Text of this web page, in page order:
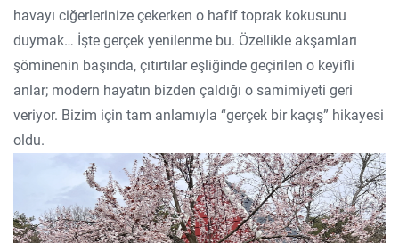
havayı ciğerlerinize çekerken o hafif toprak kokusunu
duymak… İşte gerçek yenilenme bu. Özellikle akşamları
şöminenin başında, çıtırtılar eşliğinde geçirilen o keyifli
anlar; modern hayatın bizden çaldığı o samimiyeti geri
veriyor. Bizim için tam anlamıyla “gerçek bir kaçış” hikayesi
oldu.